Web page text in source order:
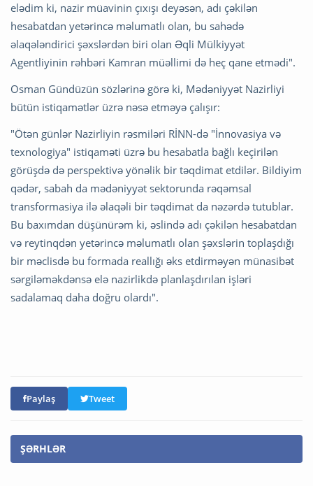
elədim ki, nazir müavinin çıxışı deyəsən, adı çəkilən
hesabatdan yetərincə məlumatlı olan, bu sahədə
əlaqələndirici şəxslərdən biri olan Əqli Mülkiyyət
Agentliyinin rəhbəri Kamran müəllimi də heç qane etmədi".
Osman Gündüzün sözlərinə görə ki, Mədəniyyət Nazirliyi
bütün istiqamətlər üzrə nəsə etməyə çalışır:
"Ötən günlər Nazirliyin rəsmiləri RİNN-də "İnnovasiya və
texnologiya" istiqaməti üzrə bu hesabatla bağlı keçirilən
görüşdə də perspektivə yönəlik bir təqdimat etdilər. Bildiyim
qədər, sabah da mədəniyyət sektorunda rəqəmsal
transformasiya ilə əlaqəli bir təqdimat da nəzərdə tutublar.
Bu baxımdan düşünürəm ki, əslində adı çəkilən hesabatdan
və reytinqdən yetərincə məlumatlı olan şəxslərin toplaşdığı
bir məclisdə bu formada reallığı əks etdirməyən münasibət
sərgiləməkdənsə elə nazirlikdə planlaşdırılan işləri
sadalamaq daha doğru olardı".
Paylaş Tweet
ŞƏRHLƏR